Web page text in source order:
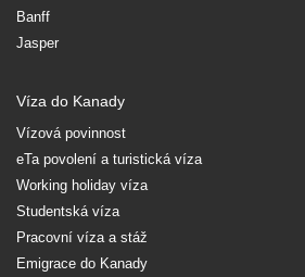
Banff
Jasper
Víza do Kanady
Vízová povinnost
eTa povolení a turistická víza
Working holiday víza
Studentská víza
Pracovní víza a stáž
Emigrace do Kanady